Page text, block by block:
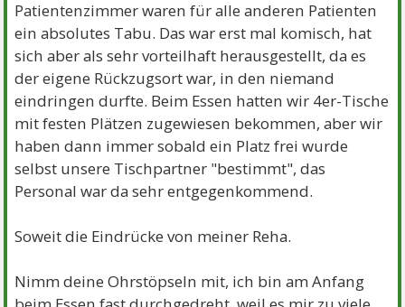
Patientenzimmer waren für alle anderen Patienten
ein absolutes Tabu. Das war erst mal komisch, hat
sich aber als sehr vorteilhaft herausgestellt, da es
der eigene Rückzugsort war, in den niemand
eindringen durfte. Beim Essen hatten wir 4er-Tische
mit festen Plätzen zugewiesen bekommen, aber wir
haben dann immer sobald ein Platz frei wurde
selbst unsere Tischpartner "bestimmt", das
Personal war da sehr entgegenkommend.
Soweit die Eindrücke von meiner Reha.
Nimm deine Ohrstöpseln mit, ich bin am Anfang